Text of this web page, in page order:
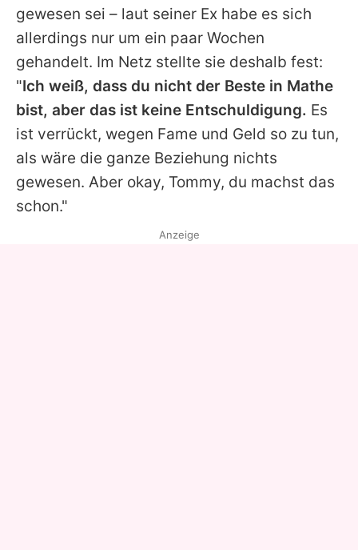
gewesen sei – laut seiner Ex habe es sich
allerdings nur um ein paar Wochen
gehandelt. Im Netz stellte sie deshalb fest:
"Ich weiß, dass du nicht der Beste in Mathe
bist, aber das ist keine Entschuldigung. Es
ist verrückt, wegen Fame und Geld so zu tun,
als wäre die ganze Beziehung nichts
gewesen. Aber okay, Tommy, du machst das
schon."
Anzeige